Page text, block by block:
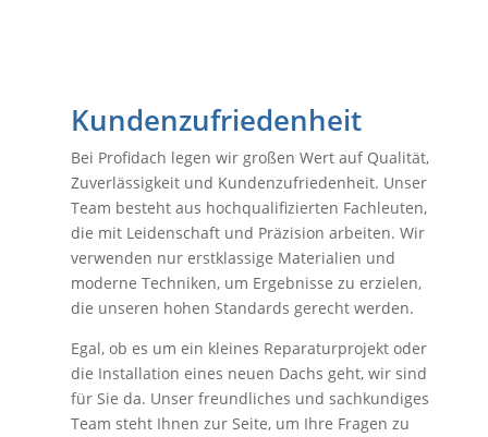
Kundenzufriedenheit
Bei Profidach legen wir großen Wert auf Qualität,
Zuverlässigkeit und Kundenzufriedenheit. Unser
Team besteht aus hochqualifizierten Fachleuten,
die mit Leidenschaft und Präzision arbeiten. Wir
verwenden nur erstklassige Materialien und
moderne Techniken, um Ergebnisse zu erzielen,
die unseren hohen Standards gerecht werden.
Egal, ob es um ein kleines Reparaturprojekt oder
die Installation eines neuen Dachs geht, wir sind
für Sie da. Unser freundliches und sachkundiges
Team steht Ihnen zur Seite, um Ihre Fragen zu